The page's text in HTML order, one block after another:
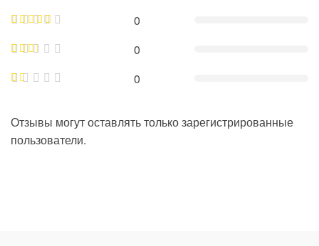
0
0
0
Отзывы могут оставлять только зарегистрированные
пользователи.